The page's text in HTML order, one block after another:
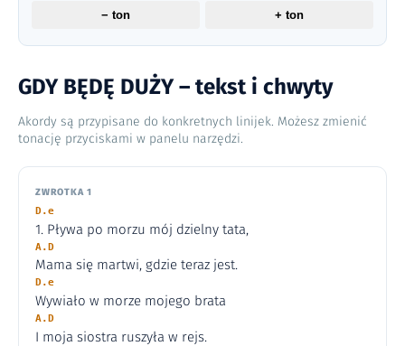
GDY BĘDĘ DUŻY – tekst i chwyty
Akordy są przypisane do konkretnych linijek. Możesz zmienić
tonację przyciskami w panelu narzędzi.
ZWROTKA 1
D.e
1. Pływa po morzu mój dzielny tata,
A.D
Mama się martwi, gdzie teraz jest.
D.e
Wywiało w morze mojego brata
A.D
I moja siostra ruszyła w rejs.
− ton + ton